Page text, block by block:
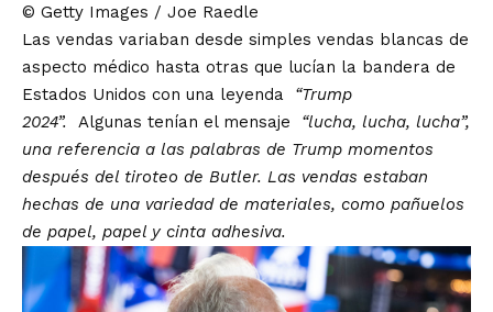
© Getty Images / Joe Raedle
Las vendas variaban desde simples vendas blancas de
aspecto médico hasta otras que lucían la bandera de
Estados Unidos con una leyenda “Trump
2024”. Algunas tenían el mensaje “lucha, lucha, lucha”,
una referencia a las palabras de Trump momentos
después del tiroteo de Butler. Las vendas estaban
hechas de una variedad de materiales, como pañuelos
de papel, papel y cinta adhesiva.